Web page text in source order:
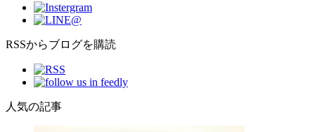
RSSからブログを購読
人気の記事